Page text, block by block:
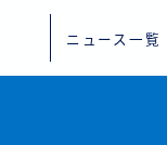
ニュース一覧